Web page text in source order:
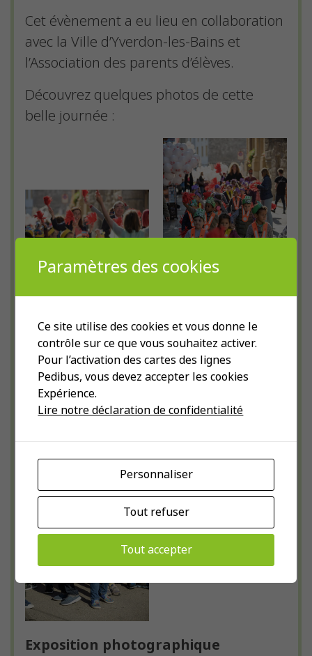
Cet évènement a eu lieu en collaboration
avec la Ville d’Yverdon-les-Bains et
l’Association des parents d’élèves.
Découvrez quelques photos de cette
belle journée :
Exposition photographique
Paramètres des cookies
Ce site utilise des cookies et vous donne le
contrôle sur ce que vous souhaitez activer.
Pour l’activation des cartes des lignes
Pedibus, vous devez accepter les cookies
Expérience.
Lire notre déclaration de confidentialité
Personnaliser
Tout refuser
Tout accepter